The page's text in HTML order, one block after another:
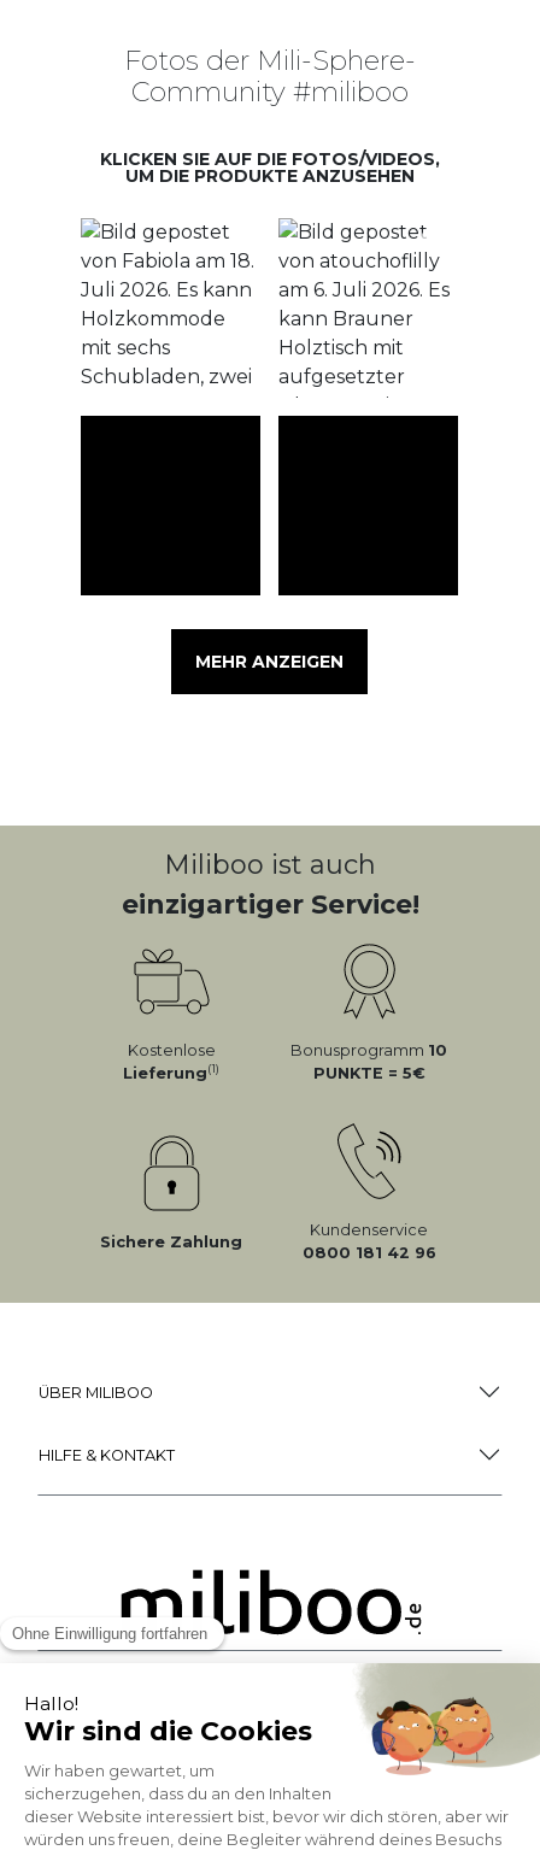
Fotos der Mili-Sphere-
Community #miliboo
KLICKEN SIE AUF DIE FOTOS/VIDEOS,
UM DIE PRODUKTE ANZUSEHEN
MEHR ANZEIGEN
Miliboo ist auch
einzigartiger Service!
Kostenlose
Lieferung(1)
Bonusprogramm 10
PUNKTE = 5
Sichere Zahlung
Kundenservice
0800 181 42 96
ÜBER MILIBOO
HILFE & KONTAKT
ZAHLUNGSMÖGLICHKEITEN